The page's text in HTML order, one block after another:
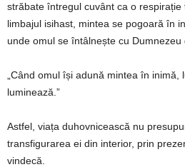
străbate întregul cuvânt ca o
limbajul isihast, mintea se pogoară în
unde omul se întâlnește cu Dumnezeu
„Când omul își adună mintea în
luminează.”
Astfel, viața duhovnicească nu
transfigurarea ei din interior, prin
vindecă.